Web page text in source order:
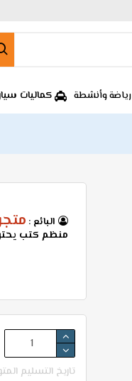
رياضة وأنشطة كماليات
البائع :
منظم كتب
تاريخ التسليم المتوقع : 08-